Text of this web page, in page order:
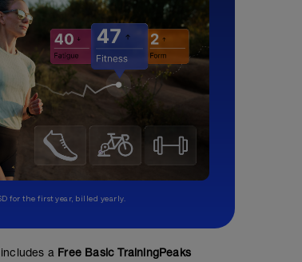
for the first year, billed yearly.
a Free Basic TrainingPeaks